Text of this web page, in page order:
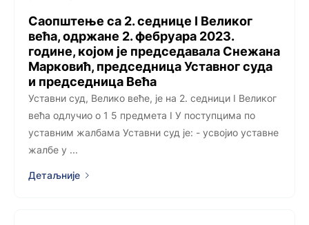
Саопштење са 2. седницe I Великог
већа, одржанe 2. фебруара 2023.
године, којoм је председавала Снежана
Марковић, председница Уставног суда
и председница Већа
Уставни суд, Велико веће, је на 2. седници I Великог
већа одлучио о 1 5 предмета I У поступцима по
уставним жалбама Уставни суд је: - усвојио уставне
жалбе у ...
Детаљније